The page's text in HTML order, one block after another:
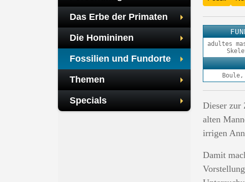
Das Erbe der Primaten
Die Homininen
Fossilien und Fundorte
Themen
Specials
adultes
Dieser zur
alten
irrigen
Damit